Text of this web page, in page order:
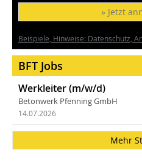
» Jetzt
Beispiele, Hinweise: Datenschutz,
BFT Jobs
Werkleiter (m/w/d)
Betonwerk Pfenning GmbH
14.07.2026
Mehr